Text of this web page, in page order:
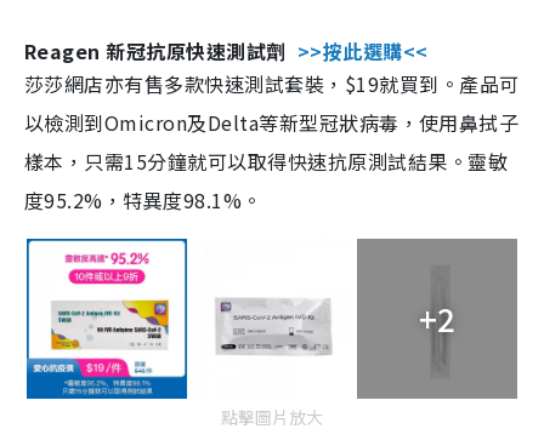
Reagen 新冠抗原快速測試劑 >>按此選購<<
莎莎網店亦有售多款快速測試套裝，$19就買到。產品可
以檢測到Omicron及Delta等新型冠狀病毒，使用鼻拭子
樣本，只需15分鐘就可以取得快速抗原測試結果。靈敏
度95.2%，特異度98.1%。
+2
點擊圖片放大